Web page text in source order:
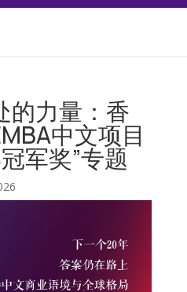
的力量：香
中文项目
军奖”专题